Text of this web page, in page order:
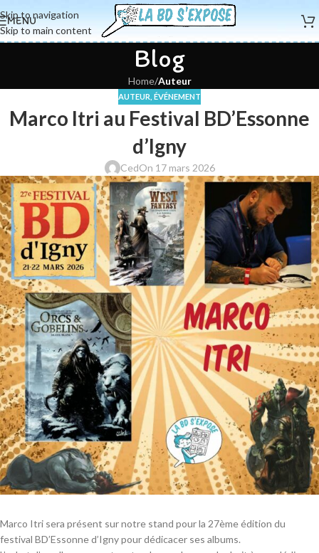
Skip to navigation
Skip to main content
MENU
Blog
Home/Auteur
AUTEUR ÉVÉNEMENT
Marco Itri au Festival BD’Essonne
d’Igny
CedOn 17 mars 2026
Marco Itri sera présent sur notre stand pour la 27ème édition du
festival BD’Essonne d’Igny pour dédicacer ses albums.